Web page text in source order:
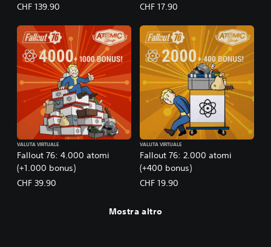
CHF 139.90 CHF 17.90
Fallout 76: 4.000 atomi
(+1.000 bonus)
VALUTA VIRTUALE
CHF 39.90
Fallout 76: 2.000 atomi
(+400 bonus)
VALUTA VIRTUALE
CHF 19.90
Mostra altro